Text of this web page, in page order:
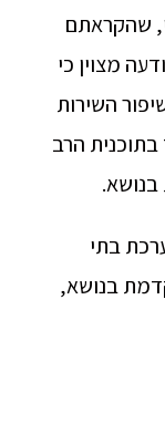
שהקראתם
מצוין כי
השירות
הרב
בנושא.
בתי
בנושא,